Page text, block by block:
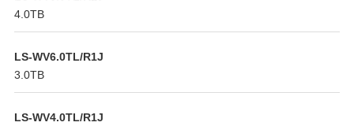
4.0TB
LS-WV6.0TL/R1J
3.0TB
LS-WV4.0TL/R1J